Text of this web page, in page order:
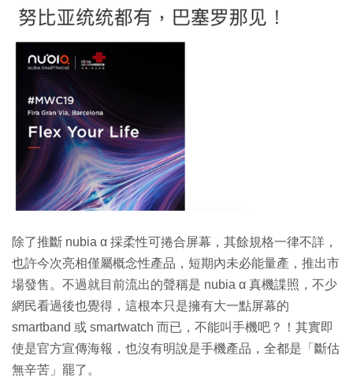
除了推斷 nubia α 採柔性可捲合屏幕，其餘規格一律不詳，
也許今次亮相僅屬概念性產品，短期內未必能量產，推出市
場發售。不過就目前流出的聲稱是 nubia α 真機諜照，不少
網民看過後也覺得，這根本只是擁有大一點屏幕的
smartband 或 smartwatch 而已，不能叫手機吧？！其實即
使是官方宣傳海報，也沒有明說是手機產品，全都是「斷估
無辛苦」罷了。